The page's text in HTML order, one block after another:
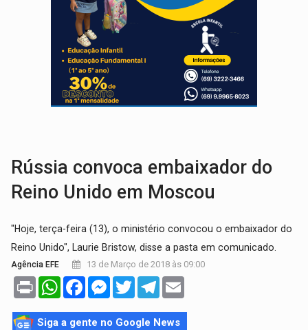
ACABOU COM PEUGEOT:Incêndio destrói carro que era rebocado para oficina
VÍDEO: Ladrão é filmado furtando moto na frente do bar
BOLSAS DE PESQUISA:Iniciativa Amazônia+10 lança chamada para fortalecer
MATERIAL: Brasil tem grandes reservas de urânio, mas produz pouco e
Rússia convoca embaixador do
Reino Unido em Moscou
"Hoje, terça-feira (13), o ministério convocou o embaixador do
Reino Unido", Laurie Bristow, disse a pasta em comunicado.
Agência EFE 13 de Março de 2018 às 09:00
Print WhatsAppFacebookMessenger
TwitterTelegram
Siga a gente no Google News